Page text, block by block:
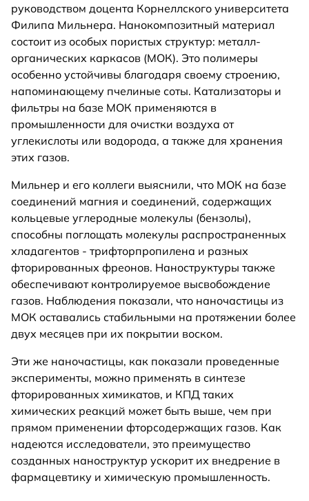
руководством доцента Корнеллского университета
Филипа Мильнера. Нанокомпозитный материал
состоит из особых пористых структур: металл-
органических каркасов (МОК). Это полимеры
особенно устойчивы благодаря своему строению,
напоминающему пчелиные соты. Катализаторы и
фильтры на базе МОК применяются в
промышленности для очистки воздуха от
углекислоты или водорода, а также для хранения
этих газов.
Мильнер и его коллеги выяснили, что МОК на базе
соединений магния и соединений, содержащих
кольцевые углеродные молекулы (бензолы),
способны поглощать молекулы распространенных
хладагентов - трифторпропилена и разных
фторированных фреонов. Наноструктуры также
обеспечивают контролируемое высвобождение
газов. Наблюдения показали, что наночастицы из
МОК оставались стабильными на протяжении более
двух месяцев при их покрытии воском.
Эти же наночастицы, как показали проведенные
эксперименты, можно применять в синтезе
фторированных химикатов, и КПД таких
химических реакций может быть выше, чем при
прямом применении фторсодержащих газов. Как
надеются исследователи, это преимущество
созданных наноструктур ускорит их внедрение в
фармацевтику и химическую промышленность.